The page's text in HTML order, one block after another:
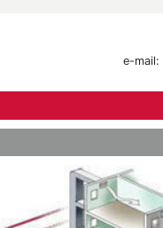
e-mail: